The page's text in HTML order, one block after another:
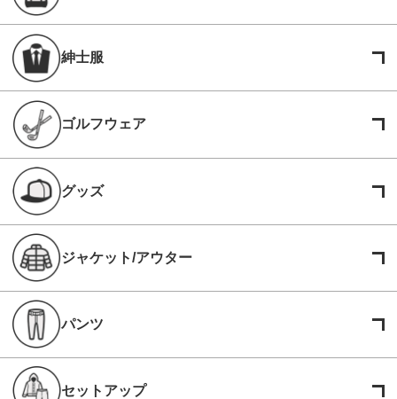
紳士服
ゴルフウェア
グッズ
ジャケット/アウター
パンツ
セットアップ